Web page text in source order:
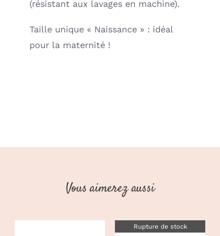
(résistant aux lavages en machine).
Taille unique « Naissance » : idéal
pour la maternité !
Vous aimerez aussi
Rupture de stock